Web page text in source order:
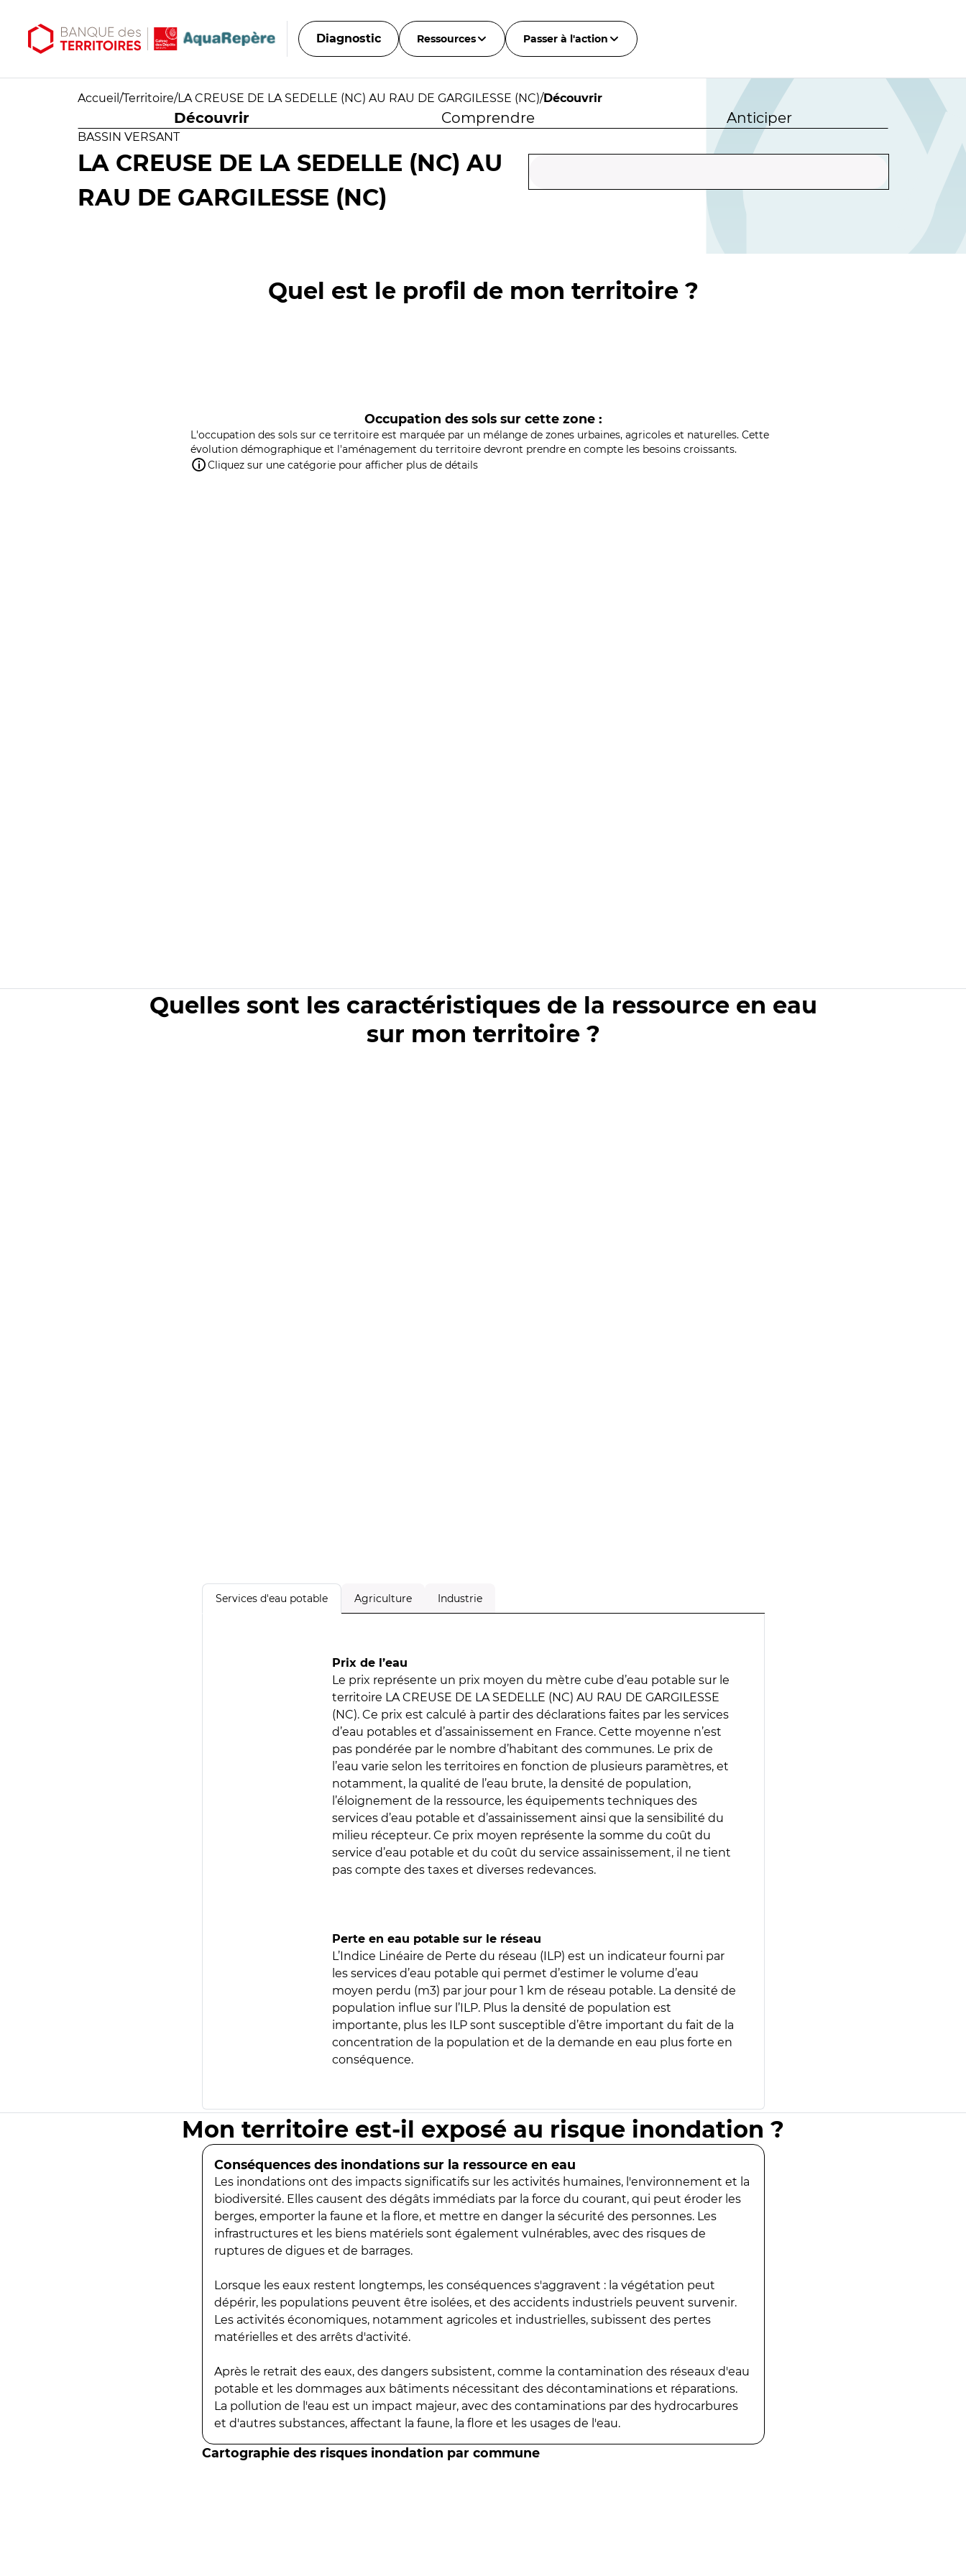
Diagnostic Ressources Passer à l'action
Accueil /Territoire/LA CREUSE DE LA SEDELLE (NC) AU RAU DE GARGILESSE (NC)/Découvrir
Découvrir Comprendre Anticiper
BASSIN VERSANT
LA CREUSE DE LA SEDELLE (NC) AU
RAU DE GARGILESSE (NC)
Quel est le profil de mon territoire ?
Occupation des sols sur cette zone :
L'occupation des sols sur ce territoire est marquée par un mélange de zones urbaines, agricoles et naturelles. Cette
évolution démographique et l'aménagement du territoire devront prendre en compte les besoins croissants.
Cliquez sur une catégorie pour afficher plus de détails
Quelles sont les caractéristiques de la ressource en eau
sur mon territoire ?
Services d'eau potable Agriculture Industrie
Prix de l’eau
Le prix représente un prix moyen du mètre cube d’eau potable sur le
territoire LA CREUSE DE LA SEDELLE (NC) AU RAU DE GARGILESSE
(NC). Ce prix est calculé à partir des déclarations faites par les services
d’eau potables et d’assainissement en France. Cette moyenne n’est
pas pondérée par le nombre d’habitant des communes. Le prix de
l’eau varie selon les territoires en fonction de plusieurs paramètres, et
notamment, la qualité de l’eau brute, la densité de population,
l’éloignement de la ressource, les équipements techniques des
services d’eau potable et d’assainissement ainsi que la sensibilité du
milieu récepteur. Ce prix moyen représente la somme du coût du
service d’eau potable et du coût du service assainissement, il ne tient
pas compte des taxes et diverses redevances.
Perte en eau potable sur le réseau
L’Indice Linéaire de Perte du réseau (ILP) est un indicateur fourni par
les services d’eau potable qui permet d’estimer le volume d’eau
moyen perdu (m3) par jour pour 1 km de réseau potable. La densité de
population influe sur l’ILP. Plus la densité de population est
importante, plus les ILP sont susceptible d’être important du fait de la
concentration de la population et de la demande en eau plus forte en
conséquence.
Mon territoire est-il exposé au risque inondation ?
Conséquences des inondations sur la ressource en eau
Les inondations ont des impacts significatifs sur les activités humaines, l'environnement et la
biodiversité. Elles causent des dégâts immédiats par la force du courant, qui peut éroder les
berges, emporter la faune et la flore, et mettre en danger la sécurité des personnes. Les
infrastructures et les biens matériels sont également vulnérables, avec des risques de
ruptures de digues et de barrages.
Lorsque les eaux restent longtemps, les conséquences s'aggravent : la végétation peut
dépérir, les populations peuvent être isolées, et des accidents industriels peuvent survenir.
Les activités économiques, notamment agricoles et industrielles, subissent des pertes
matérielles et des arrêts d'activité.
Après le retrait des eaux, des dangers subsistent, comme la contamination des réseaux d'eau
potable et les dommages aux bâtiments nécessitant des décontaminations et réparations.
La pollution de l'eau est un impact majeur, avec des contaminations par des hydrocarbures
et d'autres substances, affectant la faune, la flore et les usages de l'eau.
Cartographie des risques inondation par commune